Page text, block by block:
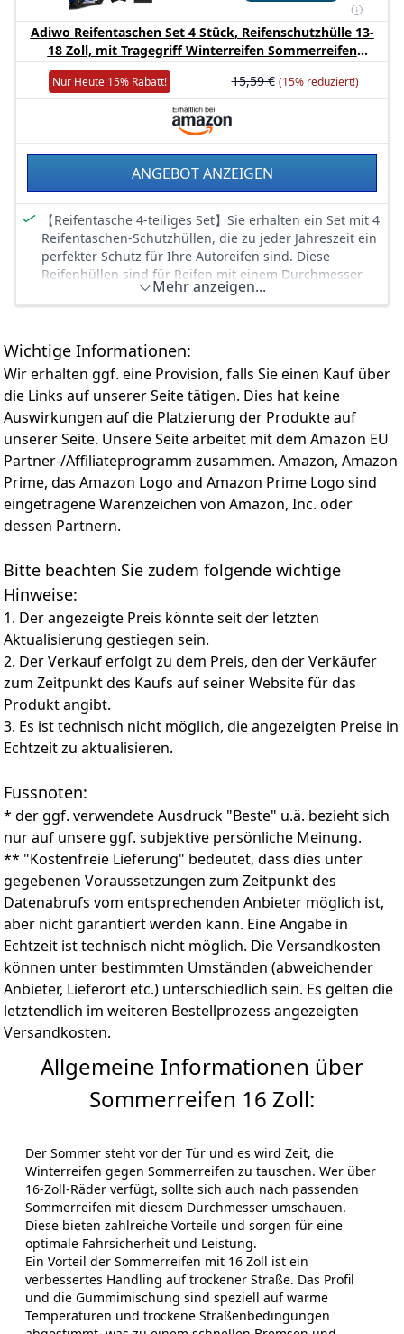
Adiwo Reifentaschen Set 4 Stück, Reifenschutzhülle 13-
18 Zoll, mit Tragegriff Winterreifen Sommerreifen
Schutzhülle, Reifenaufbewahrung für Sauberer Transport
und Lagerung Schwarz, S(Ø66cm)
Nur Heute 15% Rabatt! 15,59 € (15% reduziert!)
ANGEBOT ANZEIGEN
【Reifentasche 4-teiliges Set】Sie erhalten ein Set mit 4
Reifentaschen-Schutzhüllen, die zu jeder Jahreszeit ein
perfekter Schutz für Ihre Autoreifen sind. Diese
Reifenhüllen sind für Reifen mit einem Durchmesser
von weniger als 66 cm geeignet, geeignet für Reifen
von 13-18 Zoll (bitte überprüfen Sie die Reifengröße vor
【Robust und langlebig】Diese Reifenschoner
bestehen aus wasser- und staubdichtem 210D Oxford-
Gewebe, das reißfest ist und starker Spannung
standhält, ohne sich zu verformen. Es kann Reifen
lange schützen und ist leicht zu reinigen, wischen Sie
es einfach mit sauberem Wasser ab
【Einfach zu installieren】Unsere Reifentaschen haben
Markierungen, um zu unterscheiden, welcher Reifen zu
welcher Seite gehört, was zur Radidentifikation
praktisch ist und den Ersatzreifen sauber hält. Beide
Seiten sind mit Riemenverstärkungen ausgestattet, mit
eingestellt werden können, leicht zu entfernen und zu
tragen
【Wasserdichte Beschichtung】Das Außenmaterial unserer
Reifentasche besteht aus PU-beschichtetem, silbernem,
wasserdichtem Stoff, der
wasserdicht/staubdicht/winddicht/schneedicht/
usw. ist, wodurch der Reifen schön und haltbar bleibt. Sie
sind alle mit stabilen Griffen zum Anheben und
Transportieren von Reifen ausgestattet und können in der
Größe frei eingestellt werden, was die Installation sehr
bequem macht
ideal für Autos und LKWs, SUVs, Anhänger,
Wohnmobile und Camper oder Reifen der richtigen
Größe
Mehr anzeigen...
Wichtige Informationen:
Wir erhalten ggf. eine Provision, falls Sie einen Kauf über
die Links auf unserer Seite tätigen. Dies hat keine
Auswirkungen auf die Platzierung der Produkte auf
unserer Seite. Unsere Seite arbeitet mit dem Amazon EU
Partner-/Affiliateprogramm zusammen. Amazon, Amazon
Prime, das Amazon Logo and Amazon Prime Logo sind
eingetragene Warenzeichen von Amazon, Inc. oder
dessen Partnern.
Bitte beachten Sie zudem folgende wichtige
Hinweise:
1. Der angezeigte Preis könnte seit der letzten
Aktualisierung gestiegen sein.
2. Der Verkauf erfolgt zu dem Preis, den der Verkäufer
zum Zeitpunkt des Kaufs auf seiner Website für das
Produkt angibt.
3. Es ist technisch nicht möglich, die angezeigten Preise in
Echtzeit zu aktualisieren.
Fussnoten:
* der ggf. verwendete Ausdruck "Beste" u.ä. bezieht sich
nur auf unsere ggf. subjektive persönliche Meinung.
** "Kostenfreie Lieferung" bedeutet, dass dies unter
gegebenen Voraussetzungen zum Zeitpunkt des
Datenabrufs vom entsprechenden Anbieter möglich ist,
aber nicht garantiert werden kann. Eine Angabe in
Echtzeit ist technisch nicht möglich. Die Versandkosten
können unter bestimmten Umständen (abweichender
Anbieter, Lieferort etc.) unterschiedlich sein. Es gelten die
letztendlich im weiteren Bestellprozess angezeigten
Versandkosten.
Allgemeine Informationen über
Sommerreifen 16 Zoll:
Der Sommer steht vor der Tür und es wird Zeit, die
Winterreifen gegen Sommerreifen zu tauschen. Wer über
16-Zoll-Räder verfügt, sollte sich auch nach passenden
Sommerreifen mit diesem Durchmesser umschauen.
Diese bieten zahlreiche Vorteile und sorgen für eine
optimale Fahrsicherheit und Leistung.
Ein Vorteil der Sommerreifen mit 16 Zoll ist ein
verbessertes Handling auf trockener Straße. Das Profil
und die Gummimischung sind speziell auf warme
Temperaturen und trockene Straßenbedingungen